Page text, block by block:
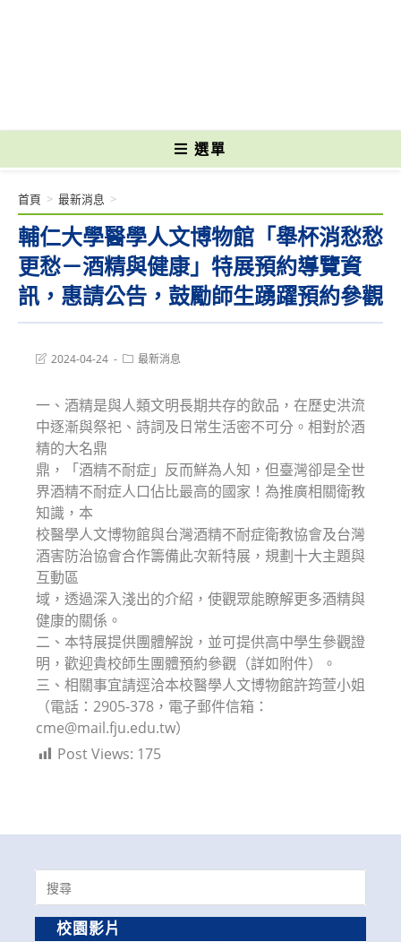
選單
輔仁大學醫學人文博物館「舉杯消愁愁
更愁－酒精與健康」特展預約導覽資
訊，惠請公告，鼓勵師生踴躍預約參觀
首頁 > 最新消息 >
Post2024-04-24
Post最新消息
一、酒精是與人類文明長期共存的飲品，在歷史洪流
中逐漸與祭祀、詩詞及日常生活密不可分。相對於酒
精的大名鼎
鼎，「酒精不耐症」反而鮮為人知，但臺灣卻是全世
界酒精不耐症人口佔比最高的國家！為推廣相關衛教
知識，本
校醫學人文博物館與台灣酒精不耐症衛教協會及台灣
酒害防治協會合作籌備此次新特展，規劃十大主題與
互動區
域，透過深入淺出的介紹，使觀眾能瞭解更多酒精與
健康的關係。
二、本特展提供團體解說，並可提供高中學生參觀證
明，歡迎貴校師生團體預約參觀（詳如附件）。
三、相關事宜請逕洽本校醫學人文博物館許筠萱小姐
（電話：2905-378，電子郵件信箱：
cme@mail.fju.edu.tw）
Post Views: 175
for:
校園影片